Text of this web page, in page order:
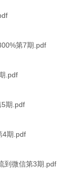
第7期.pdf
.pdf
5期.pdf
4期.pdf
到微信第3期.pdf